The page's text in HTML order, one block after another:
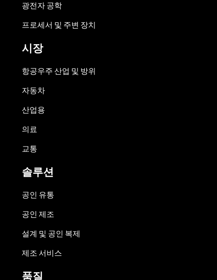
광전자 공학
프로세서 및 주변 장치
시장
항공우주 산업 및 방위
자동차
산업용
의료
교통
솔루션
공인 유통
공인 제조
설계 및 공인 복제
제조 서비스
품질